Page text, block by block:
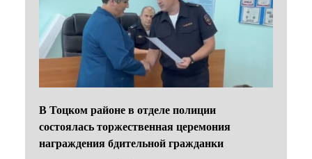
В Тоцком районе в отделе полиции
состоялась торжественная церемония
награждения бдительной гражданки